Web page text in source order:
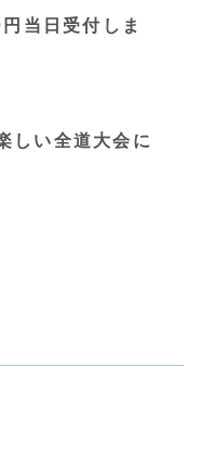
当日受付しま
しい全道大会に